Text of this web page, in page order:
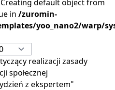
default object from
in/zuromin-
yoo_nano2/warp/
realizacji zasady
społecznej
z ekspertem"